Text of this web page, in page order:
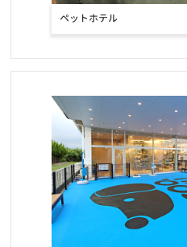
定期フードアプリでフードサンプル配
おかげさまで5冠達成致しました！！
2021/09/21
定期フードアプリが「商品も追加購
2021/07/27 お知らせ
ELMO「ラムライスポテト」「アダル
ついて
ペットホテル